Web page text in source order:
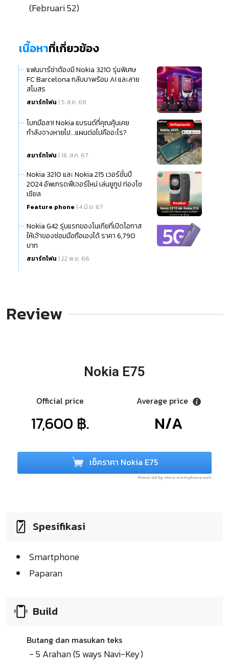
(Februari 52)
เนื้อหาที่เกี่ยวข้อง
แฟนบาร์ซ่าต้องมี Nokia 3210 รุ่นพิเศษ
FC Barcelona กลับมาพร้อม AI และลาย
สโมสร
สมาร์ทโฟน | 5 ส.ค. 68
โบกมือลา! Nokia แบรนด์ที่คุณคุ้นเคย
กำลังจางหายไป...แผนต่อไปคืออะไร?
สมาร์ทโฟน | 16 ส.ค. 67
Nokia 3210 และ Nokia 215 เวอร์ชั่นปี
2024 อัพเกรดฟีเจอร์ใหม่ เล่นยูทูป ท่องโซ
เชียล
Feature phone | 4 มิ.ย. 67
Nokia G42 รุ่นแรกของโนเกียที่เปิดโอกาส
ให้เจ้าของซ่อมมือถือเองได้ ราคา 6,790
บาท
สมาร์ทโฟน | 22 พ.ย. 66
Review
Nokia E75
Official price
17,600 ฿.
Average price
N/A
เช็คราคา Nokia E75
Powered by store.siamphone.com
Spesifikasi
Smartphone
Paparan
Build
Butang dan masukan teks
- 5 Arahan (5 ways Navi-Key)